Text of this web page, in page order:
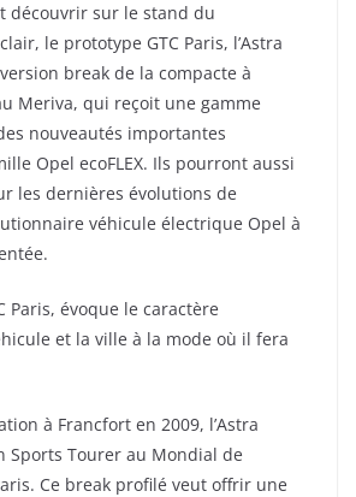
découvrir sur le stand du
le prototype GTC Paris, l’Astra
break de la compacte à
Meriva, qui reçoit une gamme
nouveautés importantes
Opel ecoFLEX. Ils pourront aussi
les dernières évolutions de
véhicule électrique Opel à
Paris, évoque le caractère
et la ville à la mode où il fera
à Francfort en 2009, l’Astra
Sports Tourer au Mondial de
Ce break profilé veut offrir une